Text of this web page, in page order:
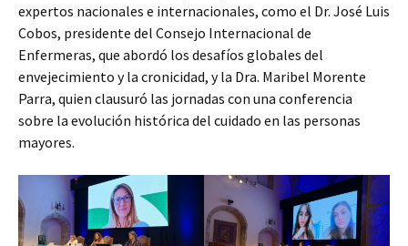
expertos nacionales e internacionales, como el Dr. José Luis
Cobos, presidente del Consejo Internacional de
Enfermeras, que abordó los desafíos globales del
envejecimiento y la cronicidad, y la Dra. Maribel Morente
Parra, quien clausuró las jornadas con una conferencia
sobre la evolución histórica del cuidado en las personas
mayores.